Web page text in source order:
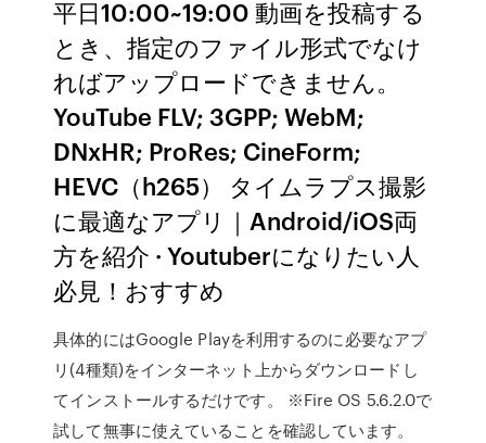
平日10:00~19:00 動画を投稿する
とき、指定のファイル形式でなけ
ればアップロードできません。
YouTube FLV; 3GPP; WebM;
DNxHR; ProRes; CineForm;
HEVC（h265） タイムラプス撮影
に最適なアプリ｜Android/iOS両
方を紹介 · Youtuberになりたい人
必見！おすすめ
具体的にはGoogle Playを利用するのに必要なアプ
リ(4種類)をインターネット上からダウンロードし
てインストールするだけです。 ※Fire OS 5.6.2.0で
試して無事に使えていることを確認しています。